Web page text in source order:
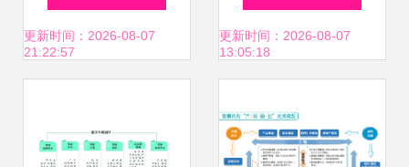
工 园区资产投资与
更新时间：2026-08-07
21:22:57
布局后，中国女首
产
更新时间：2026-08-07
13:05:18